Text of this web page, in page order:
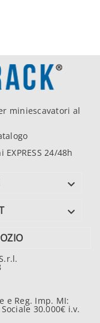
miniescavatori al
24/48h


e Reg. Imp. MI:
30.000€ i.v.